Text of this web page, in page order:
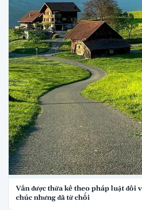
Vẫn được thừa kế theo pháp luật đối
chúc nhưng đã từ chối